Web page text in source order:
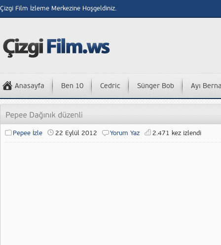
Çizgi Film İzleme Merkezine Hoşgeldiniz.
Anasayfa Ben 10 Cedric Sünger Bob Ayı
Pepee İzle 22 Eylül 2012 Yorum Yaz 2.471 kez izlendi